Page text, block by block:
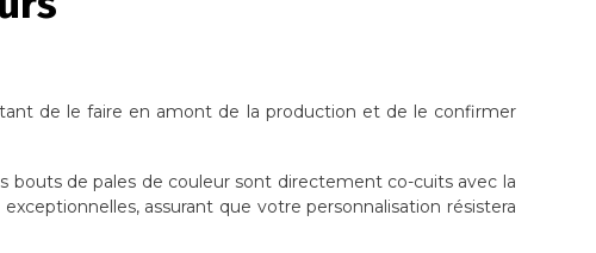
de le faire en amont de la production et de le confirmer
bouts de pales de couleur sont directement co-cuits avec la
assurant que votre personnalisation résistera